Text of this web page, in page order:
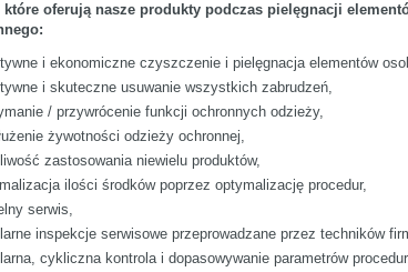
które oferują nasze produkty podczas pielęgnacji
i ekonomiczne czyszczenie i pielęgnacja elementów
i skuteczne usuwanie wszystkich zabrudzeń,
/ przywrócenie funkcji ochronnych odzieży,
żywotności odzieży ochronnej,
zastosowania niewielu produktów,
ilości środków poprzez optymalizację procedur,
serwis,
inspekcje serwisowe przeprowadzane przez techników
cykliczna kontrola i dopasowywanie parametrów